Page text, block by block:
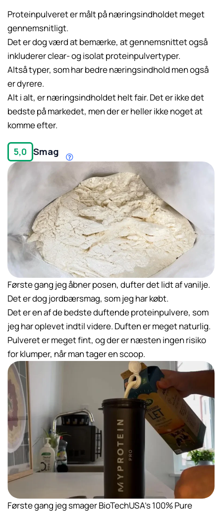
Proteinpulveret er målt på næringsindholdet meget
gennemsnitligt.
Det er dog værd at bemærke, at gennemsnittet også
inkluderer clear- og isolat proteinpulvertyper.
Altså typer, som har bedre næringsindhold men også
er dyrere.
Alt i alt, er næringsindholdet helt fair. Det er ikke det
bedste på markedet, men der er heller ikke noget at
komme efter.
5,0 Smag
Første gang jeg åbner posen, dufter det lidt af vanilje.
Det er dog jordbærsmag, som jeg har købt.
Det er en af de bedste duftende proteinpulvere, som
jeg har oplevet indtil videre. Duften er meget naturlig.
Pulveret er meget fint, og der er næsten ingen risiko
for klumper, når man tager en scoop.
Første gang jeg smager BioTechUSA’s 100% Pure